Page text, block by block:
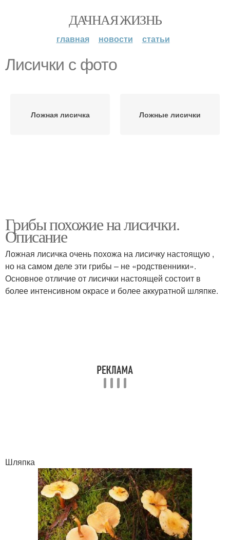
ДАЧНАЯ ЖИЗНЬ
главная новости статьи
Лисички с фото
Ложная лисичка Ложные лисички
Грибы похожие на лисички.
Описание
Ложная лисичка очень похожа на лисичку настоящую ,
но на самом деле эти грибы – не «родственники».
Основное отличие от лисички настоящей состоит в
более интенсивном окрасе и более аккуратной шляпке.
Шляпка